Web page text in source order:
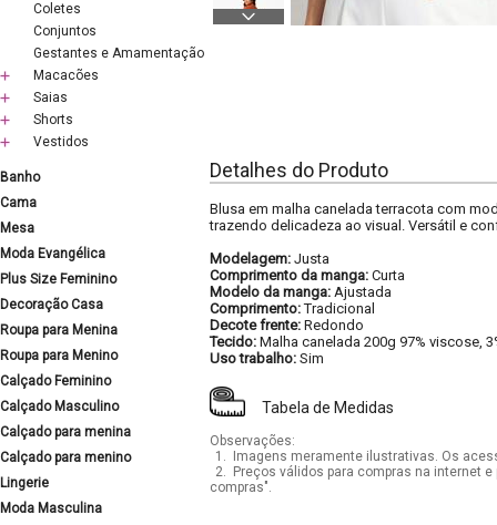
Coletes
Conjuntos
Gestantes e Amamentação
Macacões
Saias
Shorts
Vestidos
Banho
Cama
Mesa
Moda Evangélica
Plus Size Feminino
Decoração Casa
Roupa para Menina
Roupa para Menino
Calçado Feminino
Calçado Masculino
Calçado para menina
Calçado para menino
Lingerie
Moda Masculina
Detalhes do Produto
Blusa em malha canelada terracota com
trazendo delicadeza ao visual. Versátil e
Modelagem: Justa
Comprimento da manga: Curta
Modelo da manga: Ajustada
Comprimento:Tradicional
Decote frente: Redondo
Tecido: Malha canelada 200g 97% viscose,
Uso trabalho: Sim
Tabela de Medidas
Observações:
1.
Imagens meramente ilustrativas. Os
2.
Preços válidos para compras na internet
compras".